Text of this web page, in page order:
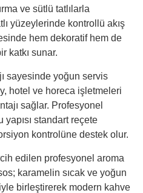
ve sütlü tatlılarla
yüzeylerinde kontrollü akış
hem dekoratif hem de
katkı sunar.
sayesinde yoğun servis
hotel ve horeca işletmeleri
sağlar. Profesyonel
standart reçete
kontrolüne destek olur.
edilen profesyonel aroma
karamelin sıcak ve yoğun
birleştirerek modern kahve